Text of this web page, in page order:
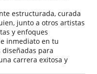
estructurada, curada
junto a otros artistas
y enfoques
inmediato en tu
para
carrera exitosa y